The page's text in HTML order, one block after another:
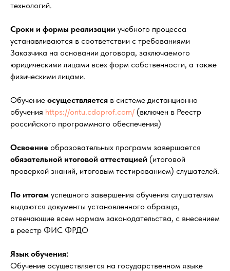
технологий.
Сроки и формы реализации учебного процесса
устанавливаются в соответствии с требованиями
Заказчика на основании договора, заключаемого
юридическими лицами всех форм собственности, а также
физическими лицами.
Обучение осуществляется в системе дистанционно
обучения https://ontu.cdoprof.com/ (включен в Реестр
российского программного обеспечения)
Освоение образовательных программ завершается
обязательной итоговой аттестацией (итоговой
проверкой знаний, итоговым тестированием) слушателей.
По итогам успешного завершения обучения слушателям
выдаются документы установленного образца,
отвечающие всем нормам законодательства, с внесением
в реестр ФИС ФРДО
Язык обучения:
Обучение осуществляется на государственном языке